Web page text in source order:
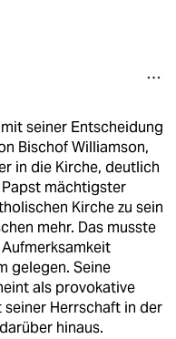
seiner Entscheidung
Bischof Williamson,
in die Kirche, deutlich
Papst mächtigster
Kirche zu sein
mehr. Das musste
gelegen. Seine
als provokative
Herrschaft in der
hinaus.